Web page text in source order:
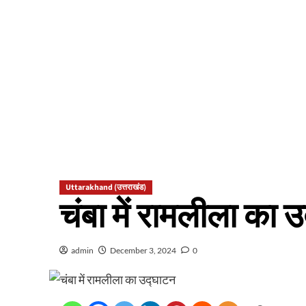
Uttarakhand (उत्तराखंड)
चंबा में रामलीला का
admin December 3, 2024 0